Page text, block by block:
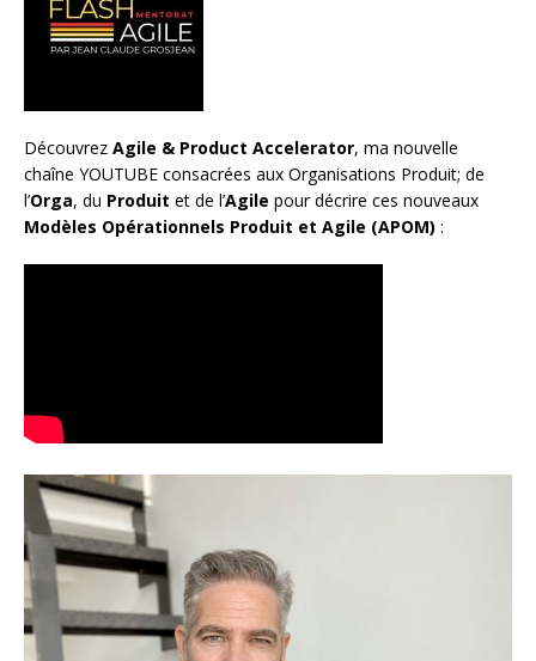
Découvrez Agile & Product Accelerator, ma nouvelle
chaîne YOUTUBE consacrées aux Organisations Produit; de
l’Orga, du Produit et de l’Agile pour décrire ces nouveaux
Modèles Opérationnels Produit et Agile (APOM) :